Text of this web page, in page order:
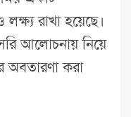
লক্ষ্য রাখা হয়েছে।
আলোচনায় নিয়ে
অবতারণা করা